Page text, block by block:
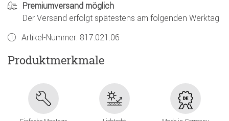
Premiumversand möglich
Der Versand erfolgt spätestens am folgenden Werktag
Artikel-Nummer: 817.021.06
Produktmerkmale